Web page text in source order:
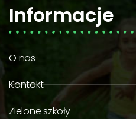
Informacje
O nas
Kontakt
Zielone szkoły